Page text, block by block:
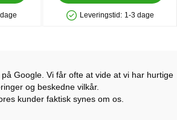
På lager Produkttilgængelighed: På lager
Leveringstid: 1-3 dage
Google. Vi får ofte at vide at vi har hurtige
og beskedne vilkår.
kunder faktisk synes om os.